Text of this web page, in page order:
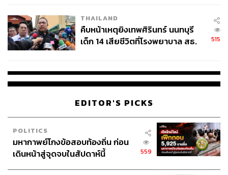
THAILAND
คืบหน้าเหตุยิงเทพศิรินทร์ นนทบุรี
เด็ก 14 เสียชีวิตที่โรงพยาบาล สธ.
515
EDITOR'S PICKS
POLITICS
มหากาพย์โกงข้อสอบท้องถิ่น ก่อน
เดินหน้าสู่จุดจบในสัปดาห์นี้
559